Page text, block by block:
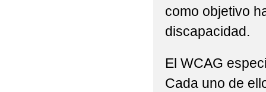
como objetivo
discapacidad.
El WCAG
Cada uno de